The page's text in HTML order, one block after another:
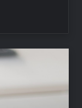
Çağında
Fidan